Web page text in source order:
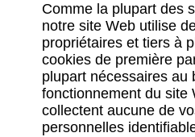
Comme la plupart des
notre site Web utilise
propriétaires et tiers à
cookies de première
plupart nécessaires au
fonctionnement du site
collectent aucune de
personnelles